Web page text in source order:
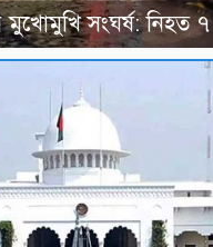
মুখোমুখি সংঘর্ষ: নিহত ৭